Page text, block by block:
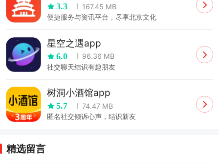
3.3
167.45 MB
便捷服务与资讯平台，尽享北京文化
星空之遇app
6.0
96.36 MB
社交聊天结识有趣朋友
树洞小酒馆app
5.7
74.47 MB
匿名社交倾诉心声，结识新友
精选留言